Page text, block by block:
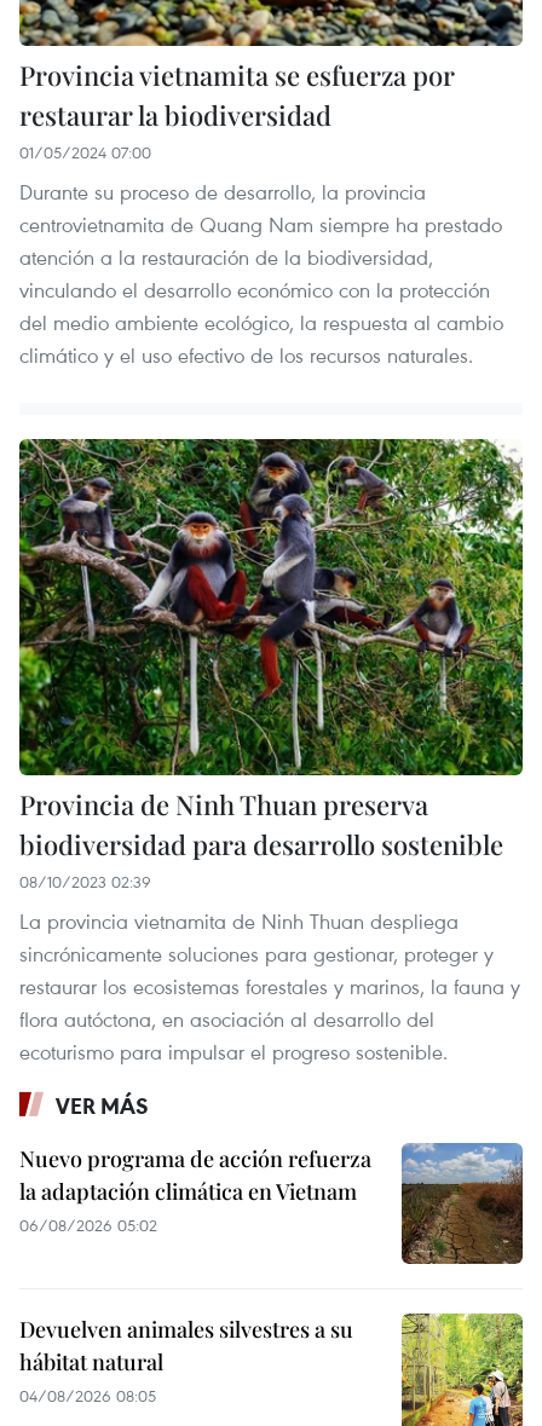
Provincia vietnamita se esfuerza por
restaurar la biodiversidad
01/05/2024 07:00
Durante su proceso de desarrollo, la provincia
centrovietnamita de Quang Nam siempre ha prestado
atención a la restauración de la biodiversidad,
vinculando el desarrollo económico con la protección
del medio ambiente ecológico, la respuesta al cambio
climático y el uso efectivo de los recursos naturales.
Provincia de Ninh Thuan preserva
biodiversidad para desarrollo sostenible
08/10/2023 02:39
La provincia vietnamita de Ninh Thuan despliega
sincrónicamente soluciones para gestionar, proteger y
restaurar los ecosistemas forestales y marinos, la fauna y
flora autóctona, en asociación al desarrollo del
ecoturismo para impulsar el progreso sostenible.
VER MÁS
Nuevo programa de acción refuerza
la adaptación climática en Vietnam
06/08/2026 05:02
Devuelven animales silvestres a su
hábitat natural
04/08/2026 08:05